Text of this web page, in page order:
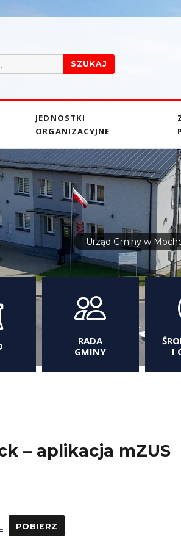
Urząd Gminy w
SZUKAJ
JEDNOSTKI
ORGANIZACYJNE
RADA
GMINY
I
– aplikacja mZUS
POBIERZ